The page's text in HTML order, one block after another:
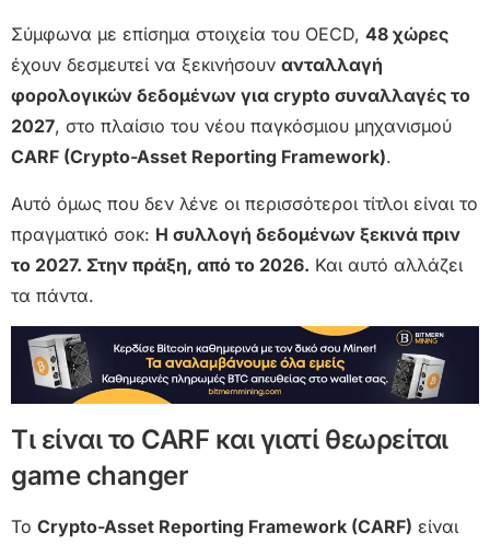
Σύμφωνα με επίσημα στοιχεία του OECD, 48 χώρες
έχουν δεσμευτεί να ξεκινήσουν ανταλλαγή
φορολογικών δεδομένων για crypto συναλλαγές το
2027, στο πλαίσιο του νέου παγκόσμιου μηχανισμού
CARF (Crypto-Asset Reporting Framework).
Αυτό όμως που δεν λένε οι περισσότεροι τίτλοι είναι το
πραγματικό σοκ: Η συλλογή δεδομένων ξεκινά πριν
το 2027. Στην πράξη, από το 2026. Και αυτό αλλάζει
τα πάντα.
Τι είναι το CARF και γιατί θεωρείται
game changer
Το Crypto-Asset Reporting Framework (CARF) είναι